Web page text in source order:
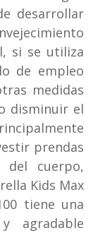
desarrollar
si se utiliza
de empleo
medidas
disminuir el
prendas
cuerpo,
Kids Max
tiene una
agradable